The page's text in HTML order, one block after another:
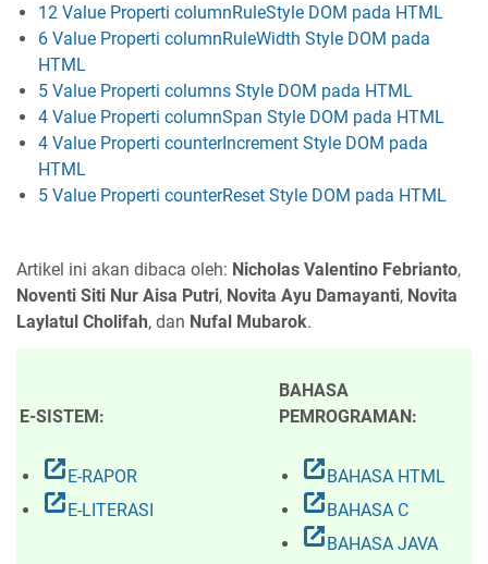
12 Value Properti columnRuleStyle DOM pada HTML
6 Value Properti columnRuleWidth Style DOM pada
HTML
5 Value Properti columns Style DOM pada HTML
4 Value Properti columnSpan Style DOM pada HTML
4 Value Properti counterIncrement Style DOM pada
HTML
5 Value Properti counterReset Style DOM pada HTML
Artikel ini akan dibaca oleh: Nicholas Valentino Febrianto,
Noventi Siti Nur Aisa Putri, Novita Ayu Damayanti, Novita
Laylatul Cholifah, dan Nufal Mubarok.
E-SISTEM:
BAHASA
PEMROGRAMAN:
open_in_new E-RAPOR
open_in_new E-LITERASI
open_in_new BAHASA HTML
open_in_new BAHASA C
open_in_new BAHASA JAVA